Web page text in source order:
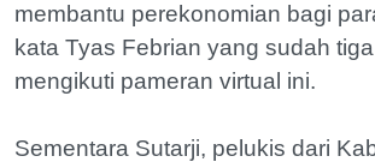
membantu perekonomian bagi
kata Tyas Febrian yang sudah
mengikuti pameran virtual ini.
Sementara Sutarji, pelukis dari